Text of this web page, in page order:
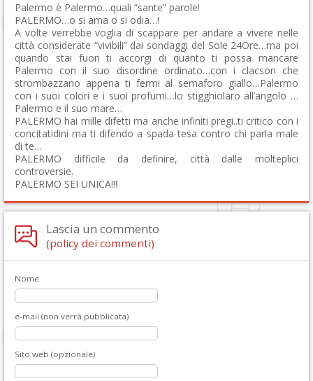
Palermo è Palermo…quali “sante” parole!
PALERMO…o si ama o si odia…!
A volte verrebbe voglia di scappare per andare a vivere nelle
città considerate “vivibili” dai sondaggi del Sole 24Ore…ma poi
quando stai fuori ti accorgi di quanto ti possa mancare
Palermo con il suo disordine ordinato…con i clacson che
strombazzano appena ti fermi al semaforo giallo…Palermo
con i suoi colori e i suoi profumi…lo stigghiolaro all’angolo …
Palermo e il suo mare…
PALERMO hai mille difetti ma anche infiniti pregi..ti critico con i
concitatidini ma ti difendo a spada tesa contro chi parla male
di te…
PALERMO difficile da definire, città dalle molteplici
controversie.
PALERMO SEI UNICA!!!
Lascia un commento
(policy dei commenti)
Nome
e-mail (non verrà pubblicata)
Sito web (opzionale)